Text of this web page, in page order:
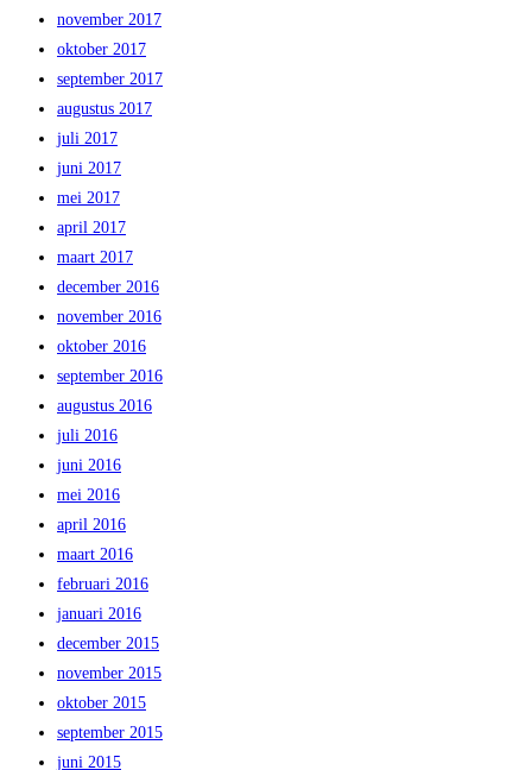
november 2017
oktober 2017
september 2017
augustus 2017
juli 2017
juni 2017
mei 2017
april 2017
maart 2017
december 2016
november 2016
oktober 2016
september 2016
augustus 2016
juli 2016
juni 2016
mei 2016
april 2016
maart 2016
februari 2016
januari 2016
december 2015
november 2015
oktober 2015
september 2015
juni 2015